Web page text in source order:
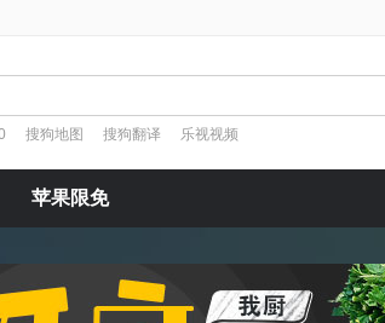
搜狗地图 搜狗翻译 乐视视频
苹果限免